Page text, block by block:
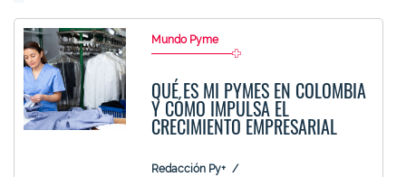
Mundo Pyme
QUÉ ES MI PYMES EN COLOMBIA
Y CÓMO IMPULSA EL
CRECIMIENTO EMPRESARIAL
Redacción Py+